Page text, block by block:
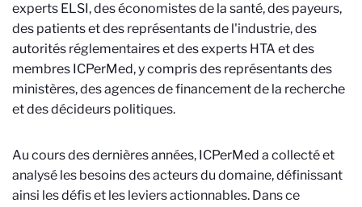
experts ELSI, des économistes de la santé, des payeurs,
des patients et des représentants de l'industrie, des
autorités réglementaires et des experts HTA et des
membres ICPerMed, y compris des représentants des
ministères, des agences de financement de la recherche
et des décideurs politiques.
Au cours des dernières années, ICPerMed a collecté et
analysé les besoins des acteurs du domaine, définissant
ainsi les défis et les leviers actionnables. Dans ce